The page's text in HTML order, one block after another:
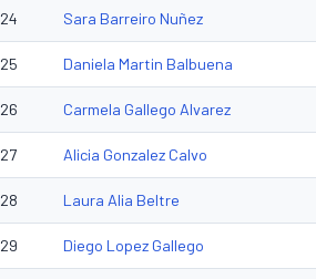
24 Sara Barreiro Nuñez
25 Daniela Martin Balbuena
26 Carmela Gallego Alvarez
27 Alicia Gonzalez Calvo
28 Laura Alia Beltre
29 Diego Lopez Gallego